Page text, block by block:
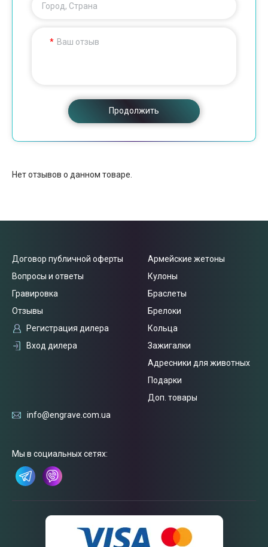
Город, Страна
Ваш отзыв
Продолжить
Нет отзывов о данном товаре.
Договор публичной оферты
Вопросы и ответы
Гравировка
Отзывы
Регистрация дилера
Вход дилера
Армейские жетоны
Кулоны
Браслеты
Брелоки
Кольца
Зажигалки
Адресники для животных
Подарки
Доп. товары
info@engrave.com.ua
Мы в социальных сетях: